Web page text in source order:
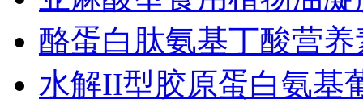
酪蛋白肽氨基丁酸营
水解II型胶原蛋白氨基